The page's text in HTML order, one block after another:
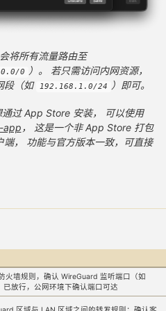
将所有流量路由至
0
）。 若只需访问内网资源，
段（如 192.168.1.0/24 ）即可。
过 App Store 安装， 可以使用
app ， 这是一个非 App Store 打包
， 功能与官方版本一致，可直接
火墙规则，确认 WireGuard 监听端口（如
已放行，公网环境下确认端口可达